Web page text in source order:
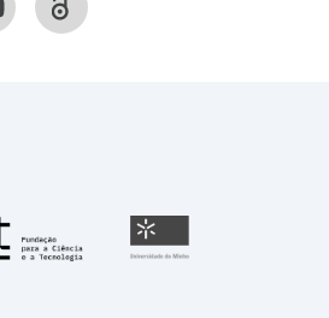
Fundação para a